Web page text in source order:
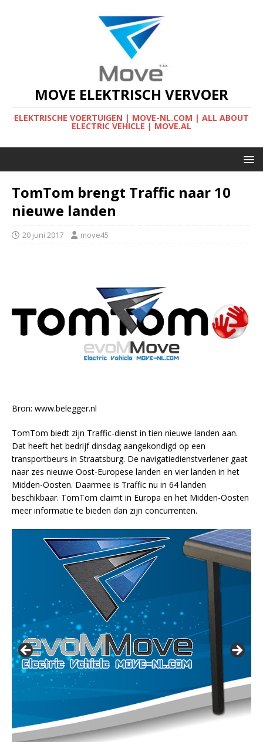
MOVE ELEKTRISCH VERVOER
ELEKTRISCHE VOERTUIGEN | MOVE-NL.COM | ALL ABOUT
ELECTRIC VEHICLE | MOVE.AL
TomTom brengt Traffic naar 10
nieuwe landen
20 juni 2017 move45
Bron: www.belegger.nl
TomTom biedt zijn Traffic-dienst in tien nieuwe landen aan.
Dat heeft het bedrijf dinsdag aangekondigd op een
transportbeurs in Straatsburg. De navigatiedienstverlener gaat
naar zes nieuwe Oost-Europese landen en vier landen in het
Midden-Oosten. Daarmee is Traffic nu in 64 landen
beschikbaar. TomTom claimt in Europa en het Midden-Oosten
meer informatie te bieden dan zijn concurrenten.